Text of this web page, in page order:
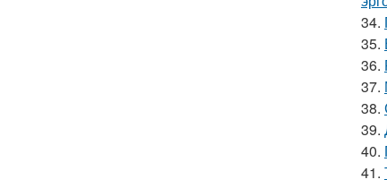
34.
35.
36.
37.
38.
39.
40.
41.